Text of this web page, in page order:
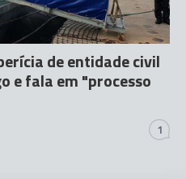
de entidade civil
e fala em "processo
1